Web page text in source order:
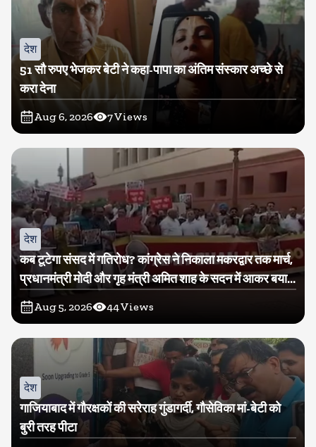
देश
51 सौ रुपए भेजकर बेटी ने कहा-पापा का अंतिम संस्कार अच्छे से
करा देना
Aug 6, 2026 7Views
देश
कब टूटेगा संसद में गतिरोध? कांग्रेस ने निकाला मकरद्वार तक मार्च,
प्रधानमंत्री मोदी और गृह मंत्री अमित शाह के सदन में आकर बयान
देने की मांग
Aug 5, 2026 44Views
देश
गाजियाबाद में गौरक्षकों की सरेराह गुंडागर्दी, गौसेविका मां-बेटी को
बुरी तरह पीटा